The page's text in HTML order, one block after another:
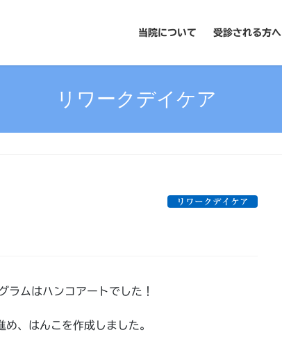
当院について 受診される方へ
リワークデイケア
リワークデイケア
ムはハンコアートでした！
、はんこを作成しました。